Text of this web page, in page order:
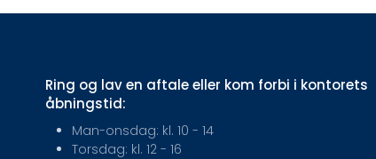
Ring og lav en aftale eller kom forbi i kontorets
åbningstid:
Man-onsdag: kl. 10 - 14
Torsdag: kl. 12 - 16